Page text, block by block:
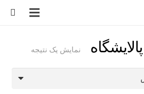
نمایش یک نتیجه